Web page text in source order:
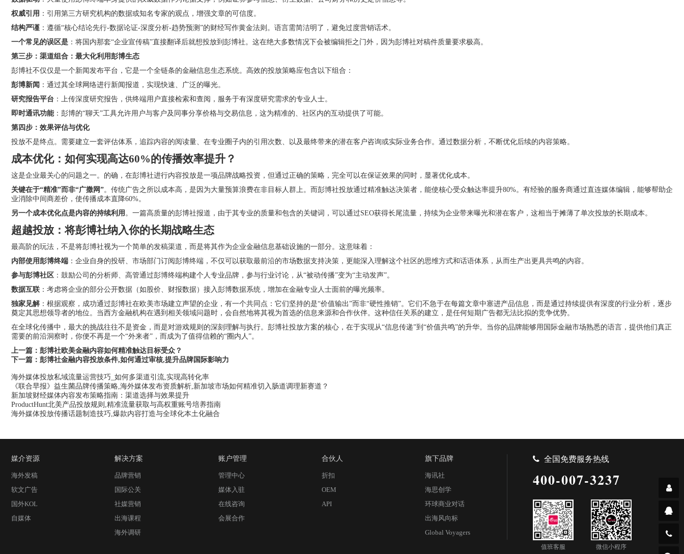
权威引用 ：引用第三方研究机构的数据或知名专家的观点，增强文章的可信度。
结构严谨 ：遵循“核心结论先行-数据论证-深度分析-趋势预测”的财经写作黄金法则。语言需简洁明了，避免过度营销话术。
一个常见的误区是 ：将国内那套“企业宣传稿”直接翻译后就想投放到彭博社。这在绝大多数情况下会被编辑拒之门外，因为彭博社对稿件质量要求极高。
第三步：渠道组合：最大化利用彭博生态
彭博社不仅仅是一个新闻发布平台，它是一个全链条的金融信息生态系统。高效的投放策略应包含以下组合：
彭博新闻 ：通过其全球网络进行新闻报道，实现快速、广泛的曝光。
研究报告平台 ：上传深度研究报告，供终端用户直接检索和查阅，服务于有深度研究需求的专业人士。
即时通讯功能：彭博的“聊天”工具允许用户与客户及同事分享价格与交易信息，这为精准的、社区内的互动提供了可能。
第四步：效果评估与优化
投放不是终点。需要建立一套评估体系，追踪内容的阅读量、在专业圈子内的引用次数、以及最终带来的潜在客户咨询或实际业务合作。通过数据分析，不断优化后续的内容策略。
成本优化：如何实现高达60%的传播效率提升？
这是企业最关心的问题之一。的确，在彭博社进行内容投放是一项品牌战略投资，但通过正确的策略，完全可以在保证效果的同时，显著优化成本。
关键在于“精准”而非“广撒网”。传统广告之所以成本高，是因为大量预算浪费在非目标人群上。而彭博社投放通过精准触达决策者，能使核心受众触达率提升80%。有经验的服务商通过直连媒体编辑，能够帮助企
业消除中间商差价，使传播成本直降60%。
另一个成本优化点是内容的持续利用 。一篇高质量的彭博社报道，由于其专业的质量和包含的关键词，可以通过SEO获得长尾流量，持续为企业带来曝光和潜在客户，这相当于摊薄了单次投放的长期成本。
超越投放：将彭博社纳入你的长期战略生态
最高阶的玩法，不是将彭博社视为一个简单的发稿渠道，而是将其作为企业金融信息基础设施的一部分。这意味着：
内部使用彭博终端 ：企业自身的投研、市场部门订阅彭博终端，不仅可以获取最前沿的市场数据支持决策，更能深入理解这个社区的思维方式和话语体系，从而生产出更具共鸣的内容。
参与彭博社区 ：鼓励公司的分析师、高管通过彭博终端构建个人专业品牌，参与行业讨论，从“被动传播”变为“主动发声”。
数据互联 ：考虑将企业的部分公开数据（如股价、财报数据）接入彭博数据系统，增加在金融专业人士面前的曝光频率。
独家见解：根据观察，成功通过彭博社在欧美市场建立声望的企业，有一个共同点：它们坚持的是“价值输出”而非“硬性推销”。它们不急于在每篇文章中塞进产品信息，而是通过持续提供有深度的行业分析，逐步
奠定其思想领导者的地位。当西方金融机构在遇到相关领域问题时，会自然地将其视为首选的信息来源和合作伙伴。这种信任关系的建立，是任何短期广告都无法比拟的竞争优势。
在全球化传播中，最大的挑战往往不是资金，而是对游戏规则的深刻理解与执行。彭博社投放方案的核心，在于实现从“信息传递”到“价值共鸣”的升华。当你的品牌能够用国际金融市场熟悉的语言，提供他们真正
需要的前沿洞察时，你便不再是一个“外来者”，而成为了值得信赖的“圈内人”。
上一篇： 彭博社欧美金融内容如何精准触达目标受众？
下一篇： 彭博社金融内容投放条件,如何通过审核,提升品牌国际影响力
海外媒体投放私域流量运营技巧_如何多渠道引流,实现高转化率
《联合早报》益生菌品牌传播策略,海外媒体发布资质解析,新加坡市场如何精准切入肠道调理新赛道？
新加坡财经媒体内容发布策略指南：渠道选择与效果提升
ProductHunt北美产品投放规则,精准流量获取与高权重账号培养指南
海外媒体投放传播话题制造技巧,爆款内容打造与全球化本土化融合
媒介资源
海外发稿
软文广告
国外KOL
自媒体
解决方案
品牌营销
国际公关
社媒营销
出海课程
海外调研
账户管理
管理中心
媒体入驻
在线咨询
会展合作
合伙人
折扣
OEM
API
旗下品牌
海讯社
海思创学
环球商业对话
出海风向标
Global Voyagers
全国免费服务热线
400-007-3237
值班客服 微信小程序